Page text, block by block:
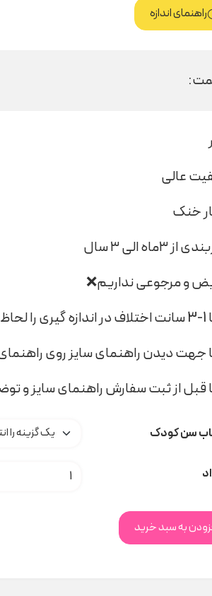
راهنمای اندازه
عالی
خنک
۳ماه الی ۳ سال
و مرجوعی نداریم❌
جهت دیدن راهنمای سایز روی راهنمای
قبل از ثبت سفارش راهنمای سایز و
سن کودک
رامپر سبز فیل Bee کد H000131 عدد
به سبد خرید